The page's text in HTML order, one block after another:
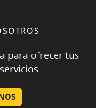
para ofrecer tus